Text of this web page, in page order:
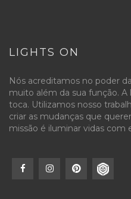
LIGHTS ON
Nós acreditamos no poder
muito além da sua função.
toca. Utilizamos nosso
criar as mudanças que
missão é iluminar vidas com